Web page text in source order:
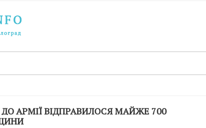
АРМІЇ ВІДПРАВИЛОСЯ МАЙЖЕ 700